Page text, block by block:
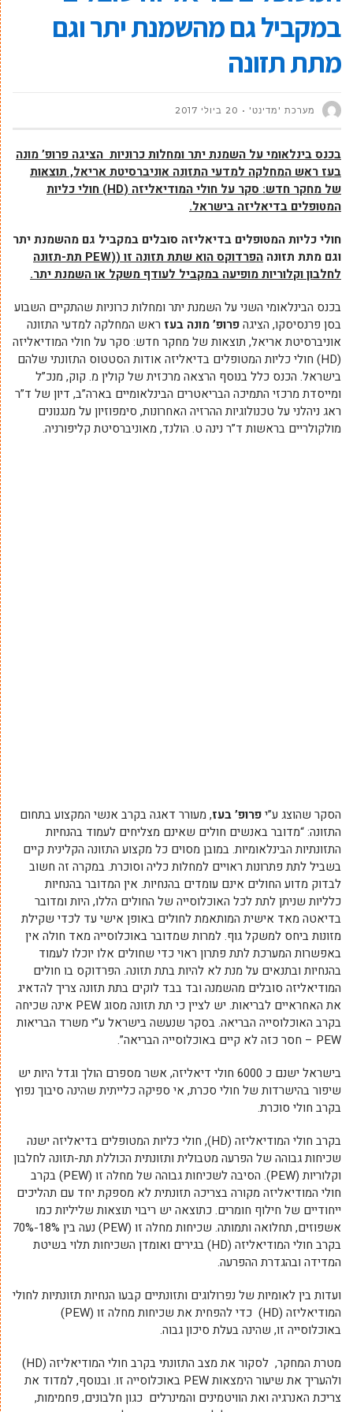
במקביל גם מהשמנת יתר וגם
מתת תזונה
מערכת 'מדינט' 20 ביולי 2017
בכנס בינלאומי על השמנת יתר ומחלות כרוניות הציגה פרופ’ מונה
בעז ראש המחלקה למדעי התזונה אוניברסיטת אריאל, תוצאות
של מחקר חדש: סקר על חולי המודיאליזה (HD) חולי כליות
המטופלים בדיאליזה בישראל.
חולי כליות המטופלים בדיאליזה סובלים במקביל גם מהשמנת יתר
וגם מתת תזונה הפרדוקס הוא שתת תזונה זו ((PEW
תת-תזונה
לחלבון וקלוריות מופיעה במקביל לעודף משקל או השמנת יתר.
בכנס הבינלאומי השני על השמנת יתר ומחלות כרוניות שהתקיים השבוע
בסן פרנסיסקו, הציגהפרופ’ מונה בעז ראש המחלקה למדעי התזונה
אוניברסיטת אריאל, תוצאות של מחקר חדש: סקר על חולי המודיאליזה
(HD) חולי כליות המטופלים בדיאליזה אודות הסטטוס התזונתי שלהם
בישראל. הכנס כלל בנוסף הרצאה מרכזית של קולין מ. קוק, מנכ”ל
ומייסדת מרכזי התמיכה הבריאטרים הבינלאומיים בארה”ב, דיון של ד”ר
ראג ניהלני על טכנולוגיות ההרזיה האחרונות, סימפוזיון על מנגנונים
מולקולריים בראשות ד”ר נינה ט. הולנד, מאוניברסיטת קליפורניה.
הסקר שהוצג ע”יפרופ’ בעז, מעורר דאגה בקרב אנשי המקצוע בתחום
התזונה: “מדובר באנשים חולים שאינם מצליחים לעמוד בהנחיות
התזונתיות הבינלאומיות. במובן מסוים כל מקצוע התזונה הקלינית קיים
בשביל לתת פתרונות ראויים למחלות כליה וסוכרת. במקרה זה חשוב
לבדוק מדוע החולים אינם עומדים בהנחיות. אין המדובר בהנחיות
כלליות שניתן לתת לכל האוכלוסייה של החולים הללו, היות ומדובר
בדיאטה מאד אישית המותאמת לחולים באופן אישי עד לכדי שקילת
מזונות ביחס למשקל גוף. למרות שמדובר באוכלוסייה מאד חולה אין
באפשרות המערכת לתת פתרון ראוי כדי שחולים אלו יוכלו לעמוד
בהנחיות ובתנאים על מנת לא להיות בתת תזונה. הפרדוקס בו חולים
המודיאליזה סובלים מהשמנה ובד בבד לוקים בתת תזונה צריך להדאיג
את האחראיים לבריאות. יש לציין כי תת תזונה מסוג PEW אינה שכיחה
בקרב האוכלוסייה הבריאה. בסקר שנעשה בישראל ע”י משרד הבריאות
PEW – חסר כזה לא קיים באוכלוסייה הבריאה”.
בישראל ישנם כ 6000 חולי דיאליזה, אשר מספרם הולך וגדל היות יש
שיפור בהישרדות של חולי סכרת, אי ספיקה כלייתית שהינה סיבוך נפוץ
בקרב חולי סוכרת.
בקרב חולי המודיאליזה (HD), חולי כליות המטופלים בדיאליזה ישנה
שכיחות גבוהה של הפרעה מטבולית ותזונתית הכוללת תת-תזונה לחלבון
וקלוריות (PEW). הסיבה לשכיחות גבוהה של מחלה זו (PEW) בקרב
חולי המודיאליזה מקורה בצריכה תזונתית לא מספקת יחד עם תהליכים
ייחודיים של חילוף חומרים. כתוצאה יש ריבוי תוצאות שליליות כמו
אשפוזים, תחלואה ותמותה. שכיחות מחלה זו (PEW) נעה בין 18%-70%
בקרב חולי המודיאליזה (HD) בגירים ואומדן השכיחות תלוי בשיטת
המדידה ובהגדרת ההפרעה.
ועדות בין לאומיות של נפרולוגים ותזונתיים קבעו הנחיות תזונתיות לחולי
המודיאליזה (HD) כדי להפחית את שכיחות מחלה זו (PEW)
באוכלוסייה זו, שהינה בעלת סיכון גבוה.
מטרת המחקר, לסקור את מצב התזונתי בקרב חולי המודיאליזה (HD)
ולהעריך את שיעור הימצאות PEW באוכלוסייה זו. ובנוסף, למדוד את
צריכת האנרגיה ואת הוויטמינים והמינרלים כגון חלבונים, פחמימות,